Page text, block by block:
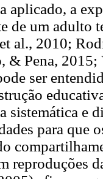
aplicado, a
de um adulto
al., 2010;
& Pena,
ser
sistemática e
para que
reproduções